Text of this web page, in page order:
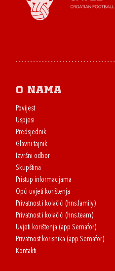
O nama
Povijest
Uspjesi
Predsjednik
Glavni tajnik
Izvršni odbor
Skupština
Pristup informacijama
Opći uvjeti korištenja
Privatnost i kolačići (hns.family)
Privatnost i kolačići (hns.team)
Uvjeti korištenja (app Semafor)
Privatnost korisnika (app Semafor)
Kontakti